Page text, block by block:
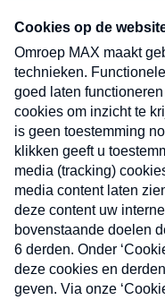
nieuwsbrief. Elke
uw mailbox.
Nieuwsbrief